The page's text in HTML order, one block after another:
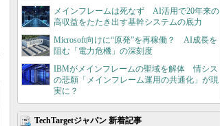
メインフレームは死なず AI活用で20年来の
高収益をたたき出す基幹システムの底力
Microsoft向けに“原発”を再稼働？ AI成長を
阻む「電力危機」の深刻度
IBMがメインフレームの聖域を解体 情シス
の悲願「メインフレーム運用の共通化」が現
実に？
TechTargetジャパン 新着記事